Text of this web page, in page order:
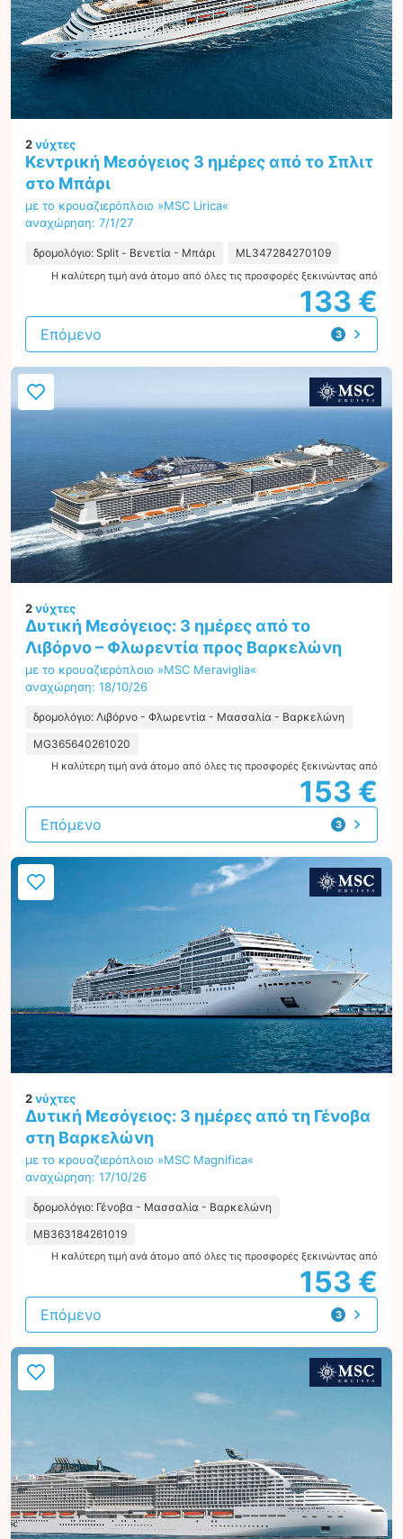
2νύχτες
Κεντρική Μεσόγειος 3 ημέρες από το Σπλιτ
στο Μπάρι
με το κρουαζιερόπλοιο »MSC Lirica«
αναχώρηση: 7/1/27
δρομολόγιο: Split - Βενετία - Μπάρι ML347284270109
Η καλύτερη τιμή ανά άτομο από όλες τις προσφορές ξεκινώντας από
133 €
3
προτάσεις
Επόμενο
2νύχτες
Δυτική Μεσόγειος: 3 ημέρες από το
Λιβόρνο – Φλωρεντία προς Βαρκελώνη
με το κρουαζιερόπλοιο »MSC Meraviglia«
αναχώρηση: 18/10/26
δρομολόγιο: Λιβόρνο - Φλωρεντία - Μασσαλία - Βαρκελώνη
MG365640261020
Η καλύτερη τιμή ανά άτομο από όλες τις προσφορές ξεκινώντας από
153 €
3
προτάσεις
Επόμενο
2νύχτες
Δυτική Μεσόγειος: 3 ημέρες από τη Γένοβα
στη Βαρκελώνη
με το κρουαζιερόπλοιο »MSC Magnifica«
αναχώρηση: 17/10/26
δρομολόγιο: Γένοβα - Μασσαλία - Βαρκελώνη
MB363184261019
Η καλύτερη τιμή ανά άτομο από όλες τις προσφορές ξεκινώντας από
153 €
3
προτάσεις
Επόμενο